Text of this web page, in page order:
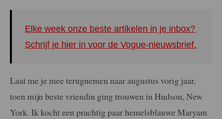
Elke week onze beste artikelen in je inbox?
Schrijf je hier in voor de Vogue-nieuwsbrief.
Laat me je mee terugnemen naar augustus vorig jaar,
toen mijn beste vriendin ging trouwen in Hudson, New
York. Ik kocht een prachtig paar hemelsblauwe Maryam